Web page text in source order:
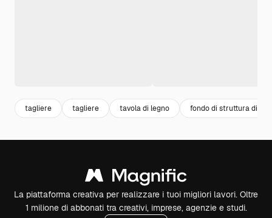
tagliere tagliere tavola di legno fondo di struttura di
La piattaforma creativa per realizzare i tuoi migliori lavori. Oltre
1 milione di abbonati tra creativi, imprese, agenzie e studi.